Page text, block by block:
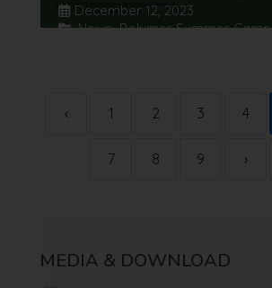
MEDIA & DOWNLOAD
December 12, 2023
News, Polymer Summer Camp
‹ 1 2 3 4
7 8 9 ›